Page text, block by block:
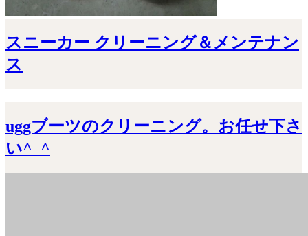
スニーカー クリーニング＆メンテナン
ス
uggブーツのクリーニング。お任せ下さ
い^_^